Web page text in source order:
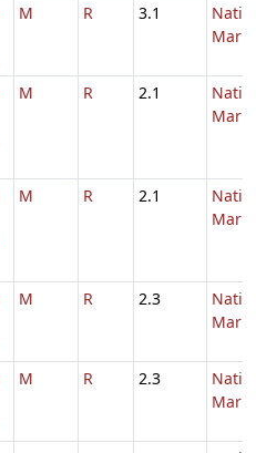
M R 3.1
M R 2.1
M R 2.1
M R 2.3
M R 2.3